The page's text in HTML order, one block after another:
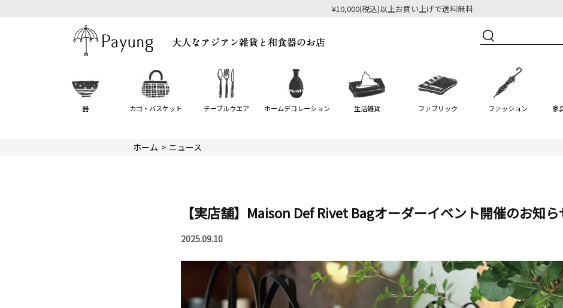
¥10,000(税込)以上お買い上げで送料無料
器 カゴ・バスケット テーブルウエア ホームデコレーション 生活雑貨 ファブリック ファッション 家
ホーム ニュース
【実店舗】Maison Def Rivet Bagオーダーイベント開催のお知ら
2025.09.10